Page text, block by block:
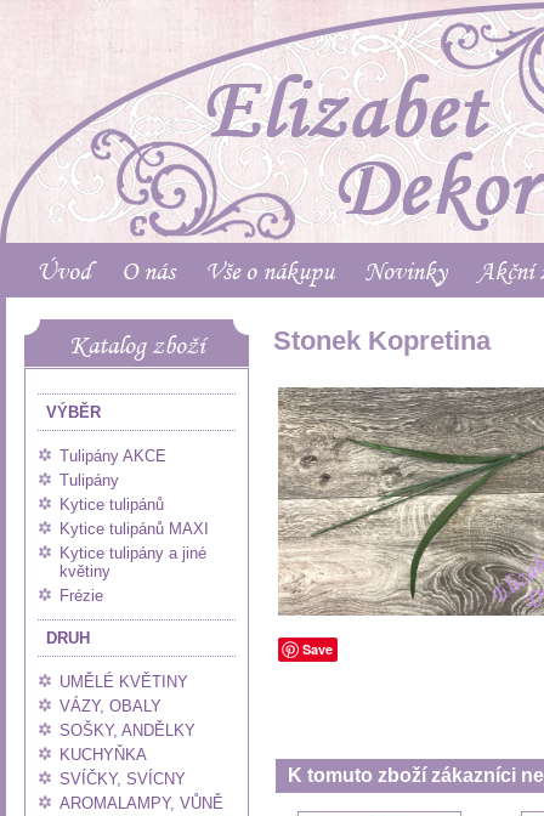
Úvod O nás Vše o nákupu Novinky Akční
Katalog zboží
VÝBĚR
Tulipány AKCE
Tulipány
Kytice tulipánů
Kytice tulipánů MAXI
Kytice tulipány a jiné
květiny
Frézie
DRUH
UMĚLÉ KVĚTINY
VÁZY, OBALY
SOŠKY, ANDĚLKY
KUCHYŇKA
SVÍČKY, SVÍCNY
AROMALAMPY, VŮNĚ
Stonek Kopretina
Save
K tomuto zboží zákazníci